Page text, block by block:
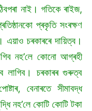
নাই। গতিকে ৰাইজ,
প্ৰকৃতি সংৰক্ষণ
চৰকাৰৰে দায়িত্ব।
নহ’লে কোনো আগ্ৰহী
লাগিব। চৰকাৰৰ গুৰুত্ব
বেনাৰতে সীমাবদ্ধ
নহ’লে কোটি কোটি টকা